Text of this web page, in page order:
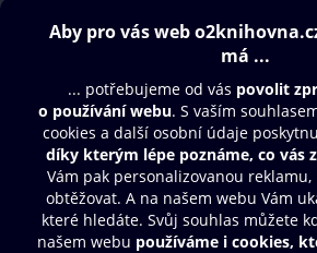
Obsah ke stažení
Moje O2 Knihovna
Další zábava